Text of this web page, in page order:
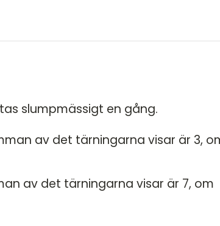
slumpmässigt en gång.
av det tärningarna visar är 3,
av det tärningarna visar är 7, om